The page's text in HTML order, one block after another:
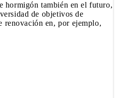
hormigón también en el futuro,
de objetivos de
renovación en, por ejemplo,